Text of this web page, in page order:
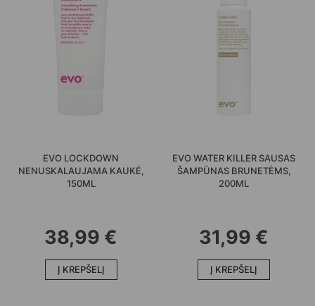
EVO LOCKDOWN
NENUSKALAUJAMA KAUKĖ,
150ML
38,99 €
Į KREPŠELĮ
EVO WATER KILLER SAUSAS
ŠAMPŪNAS BRUNETĖMS,
200ML
31,99 €
Į KREPŠELĮ